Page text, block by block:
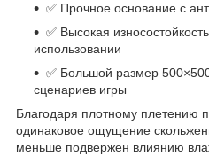
✅ Прочное основание с
✅ Высокая
использовании
✅ Большой размер
сценариев игры
Благодаря плотному плетению
одинаковое ощущение
меньше подвержен влиянию